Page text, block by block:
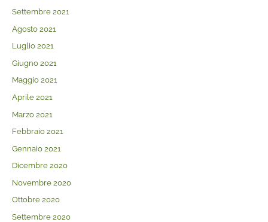
Settembre 2021
Agosto 2021
Luglio 2021
Giugno 2021
Maggio 2021
Aprile 2021
Marzo 2021
Febbraio 2021
Gennaio 2021
Dicembre 2020
Novembre 2020
Ottobre 2020
Settembre 2020